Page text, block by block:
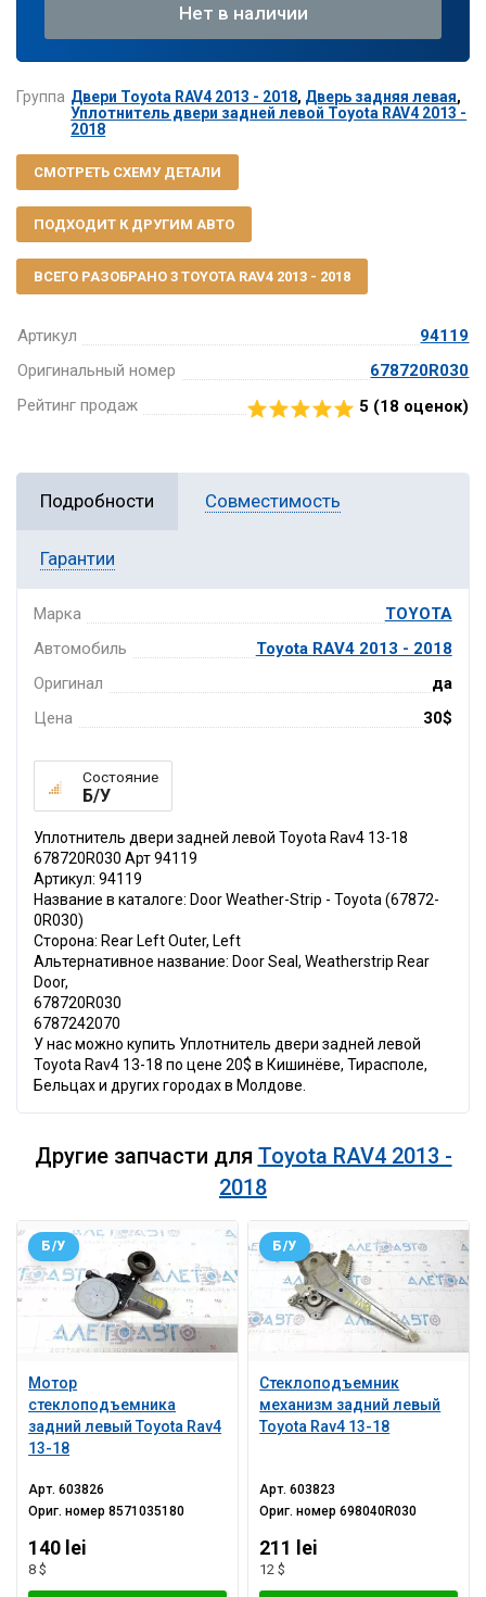
Артикул
94119
Оригинальный номер
678720R030
Рейтинг продаж
5 (18 оценок)
Нет в наличии
Группа Двери Toyota RAV4 2013 - 2018, Дверь задняя левая,
Уплотнитель двери задней левой Toyota RAV4 2013 -
2018
СМОТРЕТЬ СХЕМУ ДЕТАЛИ
ПОДХОДИТ К ДРУГИМ АВТО
ВСЕГО РАЗОБРАНО 3 TOYOTA RAV4 2013 - 2018
Подробности Совместимость
Гарантии
Марка
TOYOTA
Автомобиль
Toyota RAV4 2013 - 2018
Оригинал
да
Цена
30$
Состояние
Б/У
Уплотнитель двери задней левой Toyota Rav4 13-18
678720R030 Арт 94119
Артикул: 94119
Название в каталоге: Door Weather-Strip - Toyota (67872-
0R030)
Сторона: Rear Left Outer, Left
Альтернативное название: Door Seal, Weatherstrip Rear
Door,
678720R030
6787242070
У нас можно купить Уплотнитель двери задней левой
Toyota Rav4 13-18 по цене 20$ в Кишинёве, Тирасполе,
Бельцах и других городах в Молдове.
Другие запчасти для Toyota RAV4 2013 -
2018
Мотор
стеклоподъемника
задний левый Toyota Rav4
13-18
Б/У
Арт.603826
Ориг. номер8571035180
140 lei
8 $
Стеклоподъемник
механизм задний левый
Toyota Rav4 13-18
Б/У
Арт.603823
Ориг. номер698040R030
211 lei
12 $